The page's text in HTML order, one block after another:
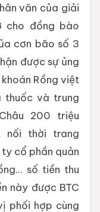
văn của giải
cho đồng bào
cơn bão số 3
được sự ủng
Rồng việt
thuốc và trung
200 triệu
nối thời trang
cổ phần quản
số tiền thu
này được BTC
phối hợp cùng